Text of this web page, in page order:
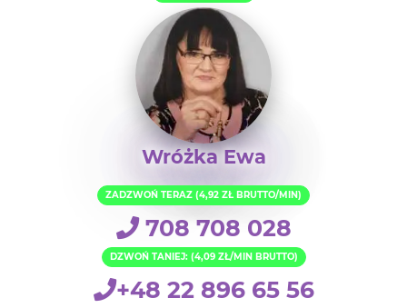
Wróżka Ewa
ZADZWOŃ TERAZ (4,92 ZŁ BRUTTO/MIN)
708 708 028
DZWOŃ TANIEJ: (4,09 ZŁ/MIN BRUTTO)
+48 22 896 65 56